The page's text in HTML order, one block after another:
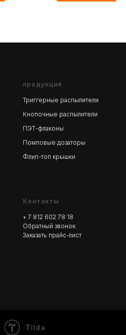
продукция
Триггерные распылители
Кнопочные распылители
ПЭТ-флаконы
Помповые дозаторы
Флип-топ крышки
Контакты
+ 7 812 602 78 18
Обратный звонок
Заказать прайс-лист
Tilda